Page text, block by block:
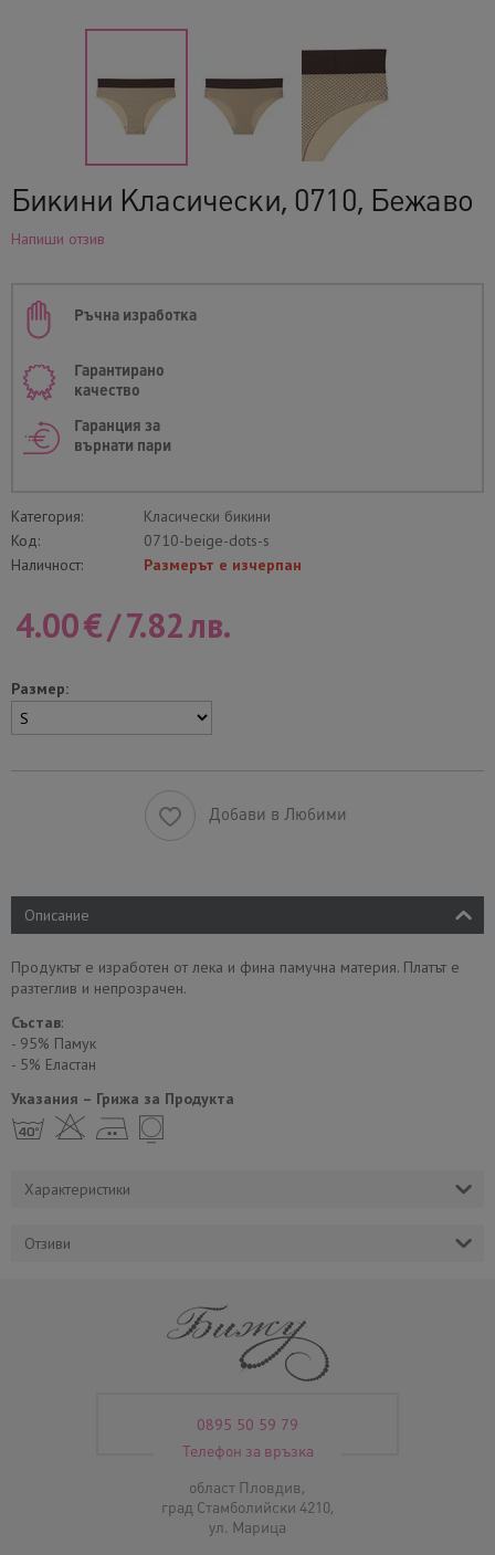
Бикини Класически, 0710, Бежаво
Напиши отзив
Ръчна изработка
Гарантирано
качество
Гаранция за
върнати пари
Категория:
Класически бикини
Код:
0710-beige-dots-s
Наличност:
Размерът е изчерпан
4.00€/7.82лв.
Размер:
Добави в Любими
Описание
Продуктът е изработен от лека и фина памучна материя. Платът е
разтеглив и непрозрачен.
Състав:
- 95% Памук
- 5% Еластан
Указания – Грижа за Продукта
h H E Y
Характеристики
Отзиви
0895 50 59 79
Телефон за връзка
област Пловдив,
град Стамболийски 4210,
ул. Марица